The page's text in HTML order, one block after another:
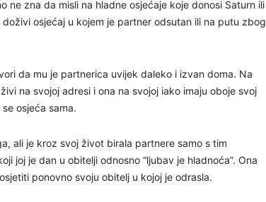
ne zna da misli na hladne osjećaje koje donosi Saturn ili
osjećaj u kojem je partner odsutan ili na putu zbog
da mu je partnerica uvijek daleko i izvan doma. Na
na svojoj adresi i ona na svojoj iako imaju oboje svoj
osjeća sama.
ali je kroz svoj život birala partnere samo s tim
joj je dan u obitelji odnosno “ljubav je hladnoća”. Ona
ponovno svoju obitelj u kojoj je odrasla.